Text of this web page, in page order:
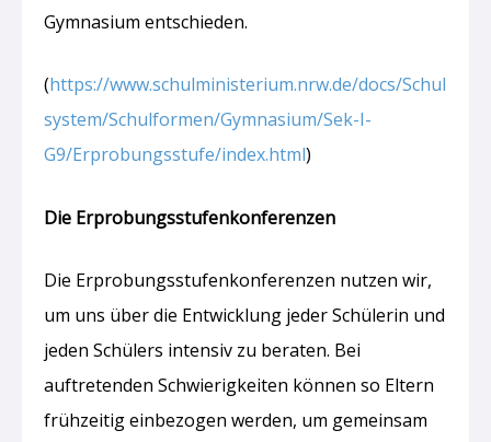
Gymnasium entschieden.
(https://www.schulministerium.nrw.de/docs/Schul
system/Schulformen/Gymnasium/Sek-I-
G9/Erprobungsstufe/index.html)
Die Erprobungsstufenkonferenzen
Die Erprobungsstufenkonferenzen nutzen wir,
um uns über die Entwicklung jeder Schülerin und
jeden Schülers intensiv zu beraten. Bei
auftretenden Schwierigkeiten können so Eltern
frühzeitig einbezogen werden, um gemeinsam